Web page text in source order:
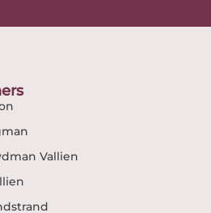
Vallien